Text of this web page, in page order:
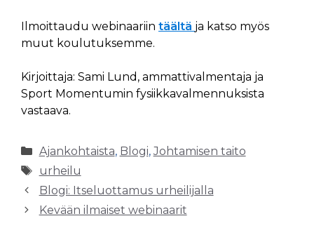
Ilmoittaudu webinaariin täältä ja katso myös
muut koulutuksemme.
Kirjoittaja: Sami Lund, ammattivalmentaja ja
Sport Momentumin fysiikkavalmennuksista
vastaava.
Kategoriat
Ajankohtaista, Blogi,Johtamisen taito
Avainsanat
urheilu
Blogi: Itseluottamus urheilijalla
Kevään ilmaiset webinaarit